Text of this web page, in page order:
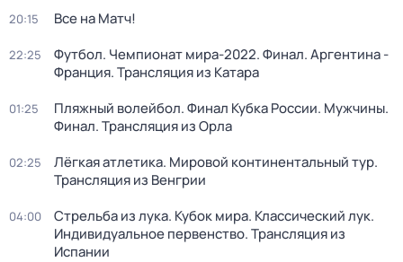
20:15 Все на Матч!
22:25
Футбол. Чемпионат мира-2022. Финал. Аргентина -
Франция. Трансляция из Катара
01:25
Пляжный волейбол. Финал Кубка России. Мужчины.
Финал. Трансляция из Орла
02:25
Лёгкая атлетика. Мировой континентальный тур.
Трансляция из Венгрии
04:00
Стрельба из лука. Кубок мира. Классический лук.
Индивидуальное первенство. Трансляция из
Испании